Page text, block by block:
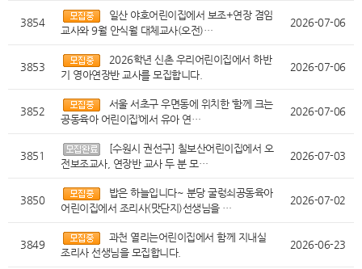
3854
일산 야호어린이집에서 보조+연장 겸임
교사와 9월 안식월 대체교사(오전)…
2026-07-06
3853
2026학년 신촌 우리어린이집에서 하반
기 영아연장반 교사를 모집합니다.
2026-07-06
3852
서울 서초구 우면동에 위치한 ‘함께 크는
공동육아 어린이집’에서 유아 연…
2026-07-06
3851
[수원시 권선구] 칠보산어린이집에서 오
전보조교사, 연장반 교사 두 분 모…
2026-07-03
3850
밥은 하늘입니다~ 분당 굴렁쇠공동육아
어린이집에서 조리사(맛단지)선생님을 …
2026-07-02
3849
과천 열리는어린이집에서 함께 지내실
조리사 선생님을 모집합니다.
2026-06-23